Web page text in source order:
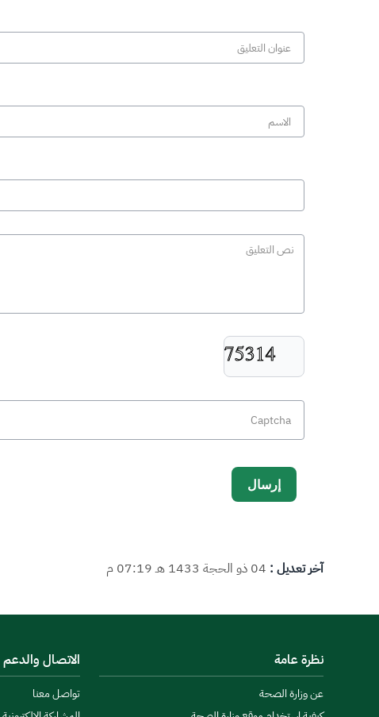
آخر تعديل : 04 ذو الحجة 1433 هـ 07:19 م
نظرة عامة
عن وزارة الصحة
الاتصال والدعم
تواصل معنا